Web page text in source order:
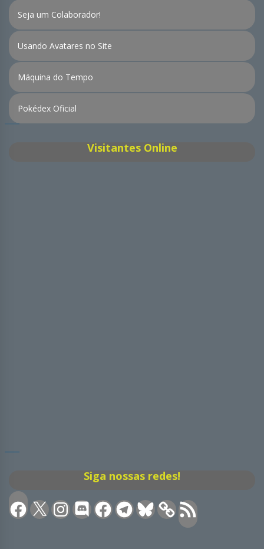
Seja um Colaborador!
Usando Avatares no Site
Máquina do Tempo
Pokédex Oficial
Visitantes Online
Siga nossas redes!
Facebook
X Instagram
DiscordFacebookTelegramBluesky Feed
RSS